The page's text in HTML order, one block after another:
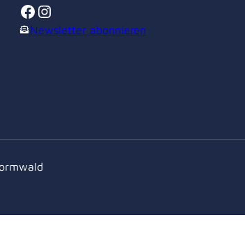
Facebook
Instagram
Newsletter abonnieren